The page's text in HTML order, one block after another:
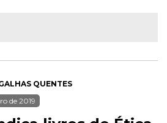
QUENTES
de 2019